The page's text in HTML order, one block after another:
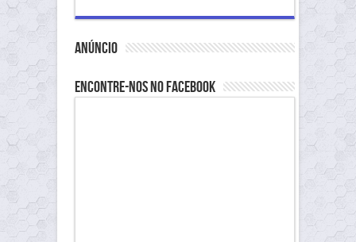
anúncio
Encontre-nos no Facebook